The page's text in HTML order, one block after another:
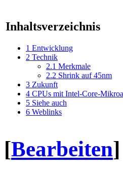
Inhaltsverzeichnis
1 Entwicklung
2 Technik
2.1 Merkmale
2.2 Shrink auf 45nm
3 Zukunft
4 CPUs mit Intel-Core-
5 Siehe auch
6 Weblinks
[Bearbeiten]